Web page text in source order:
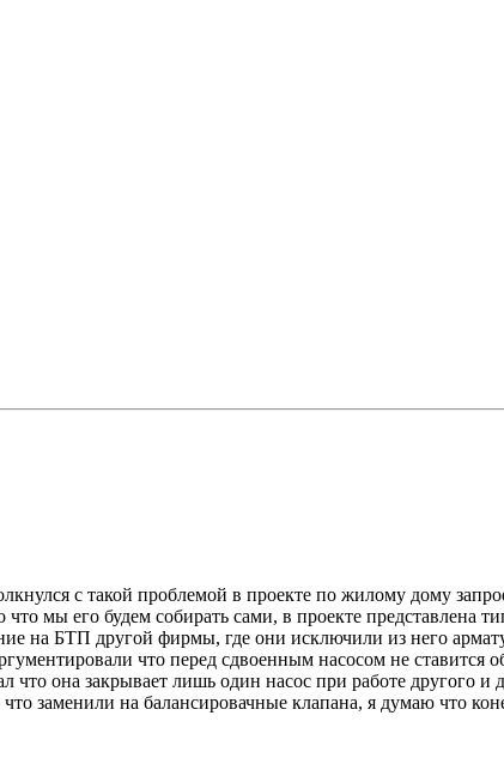
с такой проблемой в проекте по жилому дому
мы его будем собирать сами, в проекте представлена
на БТП другой фирмы, где они исключили из него
что перед сдвоенным насосом не ставится
что она закрывает лишь один насос при работе другого
заменили на балансировачные клапана, я думаю что